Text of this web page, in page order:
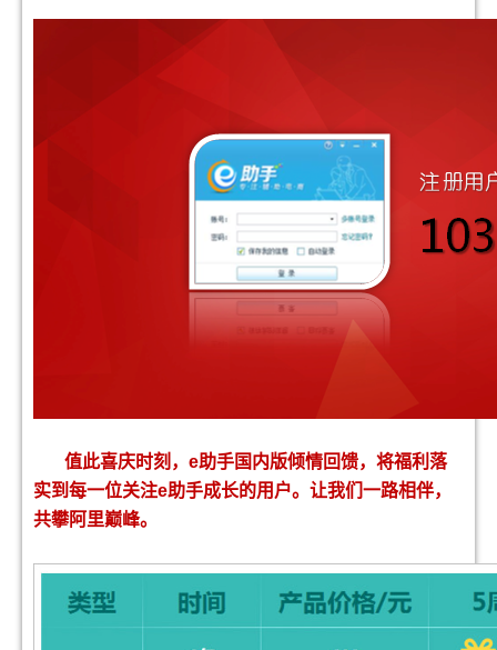
值此喜庆时刻， e助手国内版倾情回馈，将福利落
实到每一位关注e助手成长的用户。让我们一路相伴，
共攀阿里巅峰。